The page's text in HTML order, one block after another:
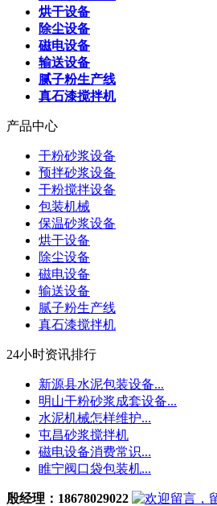
烘干设备
除尘设备
磁电设备
输送设备
腻子粉生产线
真石漆搅拌机
产品中心
干粉砂浆设备
预拌砂浆设备
干粉搅拌设备
包装机械
保温砂浆设备
烘干设备
除尘设备
磁电设备
输送设备
腻子粉生产线
真石漆搅拌机
24小时资讯排行
新源县水泥包装设备...
明山干粉砂浆成套设备...
水泥机械怎样维护...
屯昌砂浆搅拌机
磁电设备消费常识...
睢宁阀口袋包装机...
殷经理：18678029022